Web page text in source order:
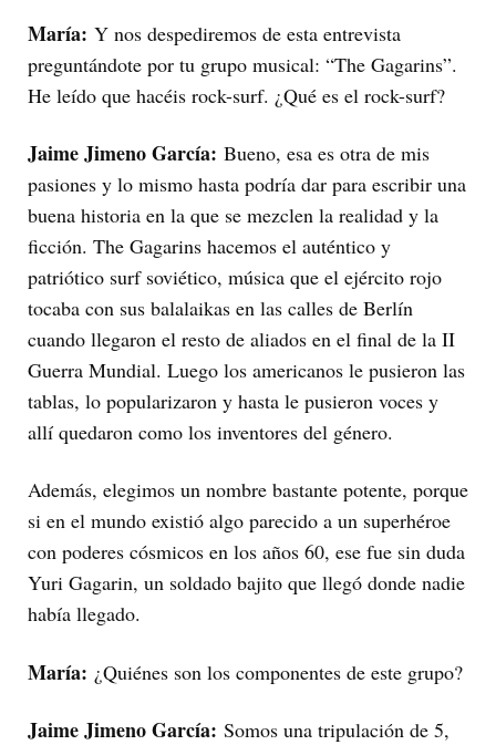
María: Y nos despediremos de esta entrevista
preguntándote por tu grupo musical: “The Gagarins”.
He leído que hacéis rock-surf. ¿Qué es el rock-surf?
Jaime Jimeno García: Bueno, esa es otra de mis
pasiones y lo mismo hasta podría dar para escribir una
buena historia en la que se mezclen la realidad y la
ficción. The Gagarins hacemos el auténtico y
patriótico surf soviético, música que el ejército rojo
tocaba con sus balalaikas en las calles de Berlín
cuando llegaron el resto de aliados en el final de la II
Guerra Mundial. Luego los americanos le pusieron las
tablas, lo popularizaron y hasta le pusieron voces y
allí quedaron como los inventores del género.
Además, elegimos un nombre bastante potente, porque
si en el mundo existió algo parecido a un superhéroe
con poderes cósmicos en los años 60, ese fue sin duda
Yuri Gagarin, un soldado bajito que llegó donde nadie
había llegado.
María: ¿Quiénes son los componentes de este grupo?
Jaime Jimeno García: Somos una tripulación de 5,